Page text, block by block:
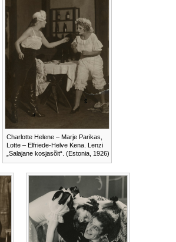
Charlotte Helene – Marje Parikas,
Lotte – Elfriede-Helve Kena. Lenzi
„Salajane kosjasõit“. (Estonia, 1926)